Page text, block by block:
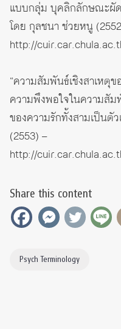
แบบกลุ่ม บุคลิกลักษณะผั
โดย กุลชนา ช่วยหนู
http://
“ความสัมพันธ์เชิงสาเหตุ
ความพึงพอใจในความสั
ของความรักทั้งสามเป็นตั
(2553) –
http://
Share this content
Psych Terminology